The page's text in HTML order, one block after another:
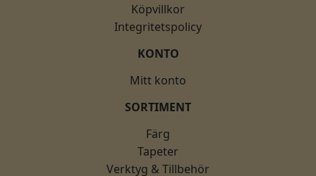
Köpvillkor
Integritetspolicy
KONTO
Mitt konto
SORTIMENT
Färg
Tapeter
Verktyg & Tillbehör